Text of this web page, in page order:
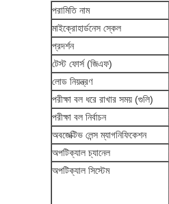
পরামিতি নাম
মাইক্রোহার্ডনেস স্কেল
প্রদর্শন
টেস্ট ফোর্স (জিএফ)
লোড নিয়ন্ত্রণ
পরীক্ষা বল ধরে রাখার সময় (গুলি)
পরীক্ষা বল নির্বাচন
অবজেক্টিভ লেন্স ম্যাগনিফিকেশন
অপটিক্যাল চ্যানেল
অপটিক্যাল সিস্টেম